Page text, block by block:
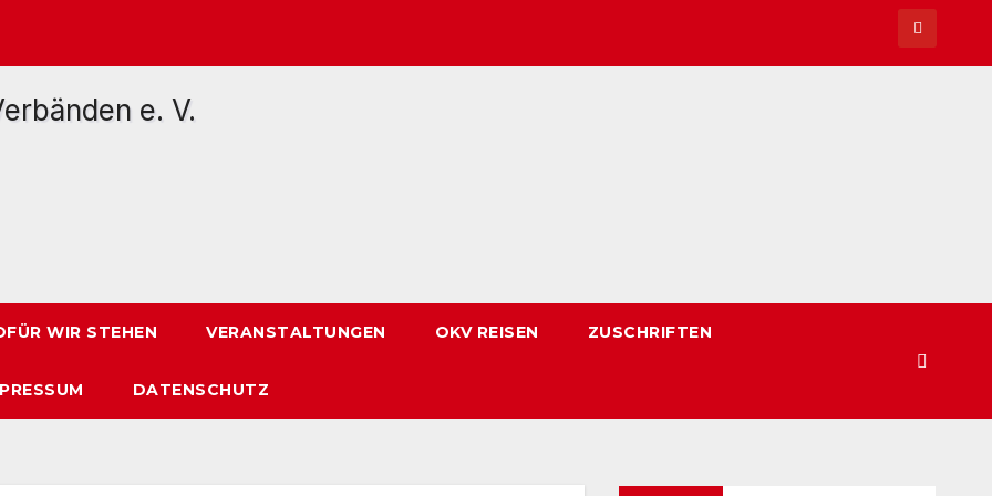
WIR STEHEN VERANSTALTUNGEN OKV REISEN ZUSCHRIFTEN
DATENSCHUTZ